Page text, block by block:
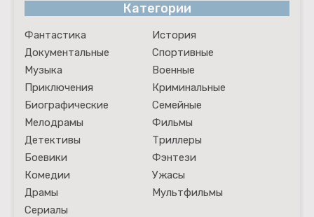
Категории
Фантастика
История
Документальные
Спортивные
Музыка
Военные
Приключения
Криминальные
Биографические
Семейные
Мелодрамы
Фильмы
Детективы
Триллеры
Боевики
Фэнтези
Комедии
Ужасы
Драмы
Мультфильмы
Сериалы